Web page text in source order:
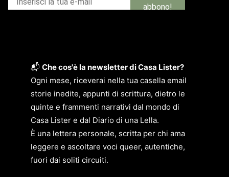
📬 Che cos'è la newsletter di Casa Lister?
Ogni mese, riceverai nella tua casella email
storie inedite, appunti di scrittura, dietro le
quinte e frammenti narrativi dal mondo di
Casa Lister e dal Diario di una Lella.
È una lettera personale, scritta per chi ama
leggere e ascoltare voci queer, autentiche,
fuori dai soliti circuiti.